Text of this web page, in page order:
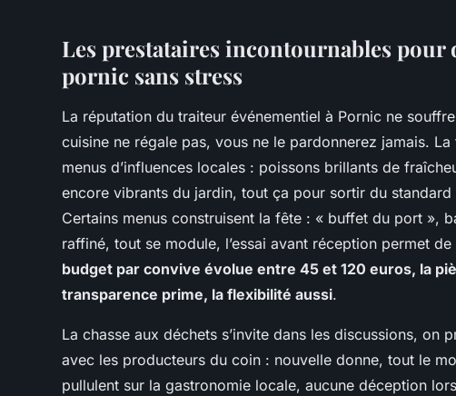
Les prestataires incontournables pour
pornic sans stress
La réputation du traiteur événementiel à Pornic ne
cuisine ne régale pas, vous ne le pardonnerez jamais.
menus d’influences locales : poissons brillants de
encore vibrants du jardin, tout ça pour sortir du
Certains menus construisent la fête : « buffet du port »,
raffiné, tout se module, l’essai avant réception permet
budget par convive évolue entre 45 et 120 euros, la
transparence prime, la flexibilité aussi.
La chasse aux déchets s’invite dans les discussions, on
avec les producteurs du coin : nouvelle donne, tout le
pullulent sur la gastronomie locale, aucune déception